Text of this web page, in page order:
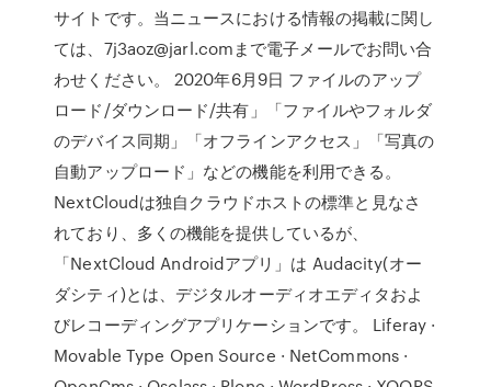
サイトです。当ニュースにおける情報の掲載に関し
ては、7j3aoz@jarl.comまで電子メールでお問い合
わせください。 2020年6月9日 ファイルのアップ
ロード/ダウンロード/共有」「ファイルやフォルダ
のデバイス同期」「オフラインアクセス」「写真の
自動アップロード」などの機能を利用できる。
NextCloudは独自クラウドホストの標準と見なさ
れており、多くの機能を提供しているが、
「NextCloud Androidアプリ」は Audacity(オー
ダシティ)とは、デジタルオーディオエディタおよ
びレコーディングアプリケーションです。 Liferay ·
Movable Type Open Source · NetCommons ·